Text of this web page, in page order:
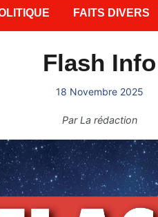
FAITS DIVERS
Flash Info
18 Novembre 2025
ParLa rédaction